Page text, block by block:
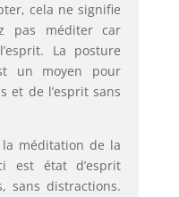
cela ne signifie
pas méditer car
La posture
un moyen pour
et de l’esprit sans
méditation de la
est état d’esprit
sans distractions.